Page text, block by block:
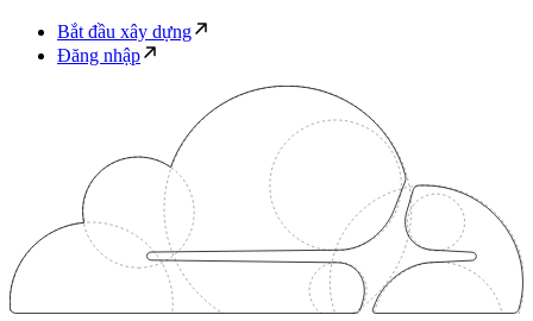
Bắt đầu xây dựng
Đăng nhập